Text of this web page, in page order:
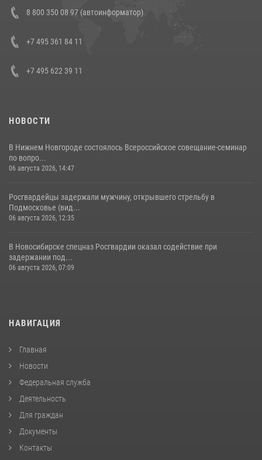
В Росгвардии прошла военно-научная конференция по обобщению
боевого опыта
8 800 350 08 97 (автоинформатор)
+7 495 361 84 11
+7 495 622 39 11
НОВОСТИ
В Нижнем Новгороде состоялось Всероссийское совещание-семинар
по вопро...
06 августа 2026, 14:47
Росгвардейцы задержали мужчину, открывшего стрельбу в
Подмосковье (вид...
06 августа 2026, 12:35
В Новосибирске спецназ Росгвардии оказал содействие при
задержании под...
06 августа 2026, 07:09
НАВИГАЦИЯ
Главная
Новости
Федеральная служба
Деятельность
Для граждан
Документы
Контакты